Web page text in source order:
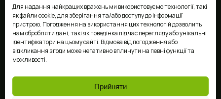
Для надання найкращих вражень ми використовуємо технології, такі
як файли cookie, для зберігання та/або доступу до інформації
пристрою. Погодження на використання цих технологій дозволить
нам обробляти дані, такі як поведінка під час перегляду або унікальні
ідентифікатори на цьому сайті. Відмова від погодження або
відкликання згоди може негативно вплинути на певні функції та
можливості.
Прийняти
info@pro-energy.com.ua
Язык сайта
English